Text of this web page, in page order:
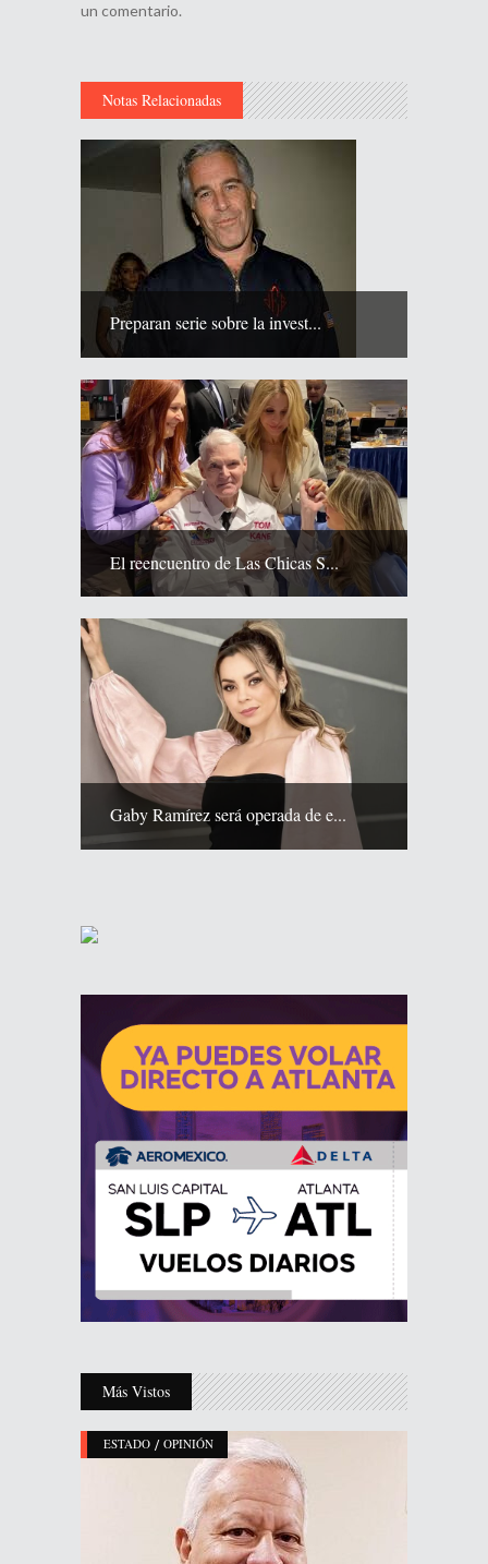
un comentario.
Notas Relacionadas
Preparan serie sobre la invest...
El reencuentro de Las Chicas S...
Gaby Ramírez será operada de e...
Más Vistos
ESTADO / OPINIÓN